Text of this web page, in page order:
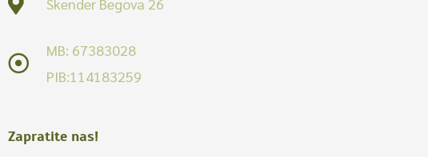
MB: 67383028
PIB:114183259
Zapratite nas!